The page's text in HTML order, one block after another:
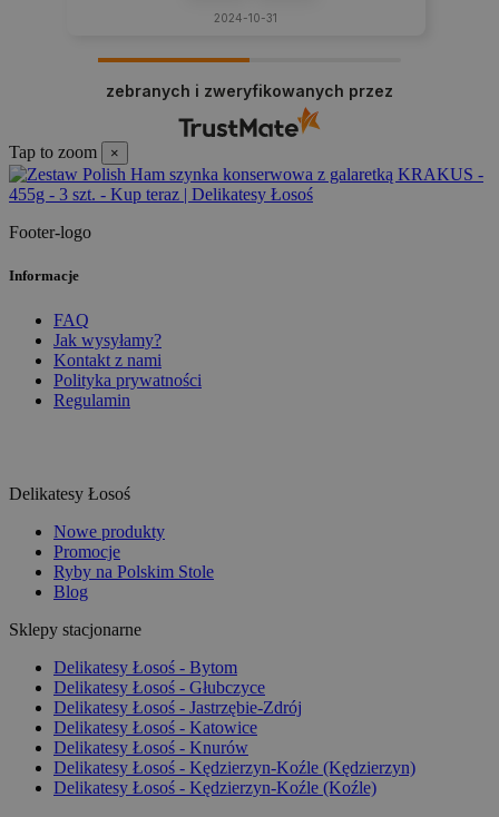
2024-10-31
zebranych i zweryfikowanych przez
Tap to zoom ×
Footer-logo
Informacje
FAQ
Jak wysyłamy?
Kontakt z nami
Polityka prywatności
Regulamin
Delikatesy Łosoś
Nowe produkty
Promocje
Ryby na Polskim Stole
Blog
Sklepy stacjonarne
Delikatesy Łosoś - Bytom
Delikatesy Łosoś - Głubczyce
Delikatesy Łosoś - Jastrzębie-Zdrój
Delikatesy Łosoś - Katowice
Delikatesy Łosoś - Knurów
Delikatesy Łosoś - Kędzierzyn-Koźle (Kędzierzyn)
Delikatesy Łosoś - Kędzierzyn-Koźle (Koźle)